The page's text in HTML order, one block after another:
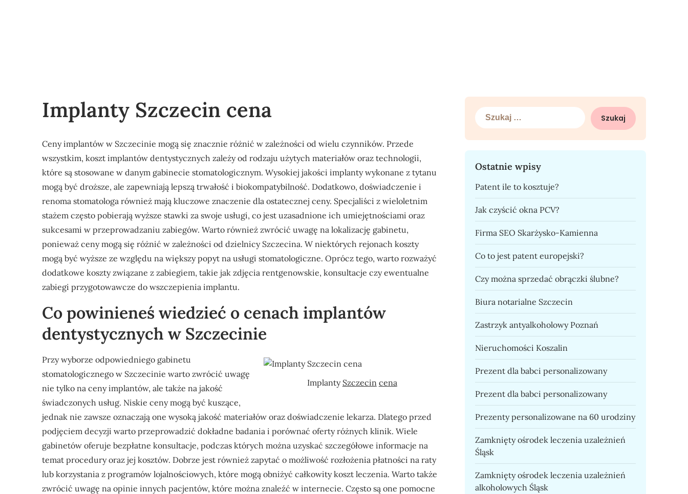
Implanty Szczecin cena
Ceny implantów w Szczecinie mogą się znacznie różnić w zależności od wielu czynników. Przede
wszystkim, koszt implantów dentystycznych zależy od rodzaju użytych materiałów oraz technologii,
które są stosowane w danym gabinecie stomatologicznym. Wysokiej jakości implanty wykonane z tytanu
mogą być droższe, ale zapewniają lepszą trwałość i biokompatybilność. Dodatkowo, doświadczenie i
renoma stomatologa również mają kluczowe znaczenie dla ostatecznej ceny. Specjaliści z wieloletnim
stażem często pobierają wyższe stawki za swoje usługi, co jest uzasadnione ich umiejętnościami oraz
sukcesami w przeprowadzaniu zabiegów. Warto również zwrócić uwagę na lokalizację gabinetu,
ponieważ ceny mogą się różnić w zależności od dzielnicy Szczecina. W niektórych rejonach koszty
mogą być wyższe ze względu na większy popyt na usługi stomatologiczne. Oprócz tego, warto rozważyć
dodatkowe koszty związane z zabiegiem, takie jak zdjęcia rentgenowskie, konsultacje czy ewentualne
zabiegi przygotowawcze do wszczepienia implantu.
Co powinieneś wiedzieć o cenach implantów
dentystycznych w Szczecinie
Implanty Szczecin cena
Przy wyborze odpowiedniego gabinetu
stomatologicznego w Szczecinie warto zwrócić uwagę
nie tylko na ceny implantów, ale także na jakość
świadczonych usług. Niskie ceny mogą być kuszące,
jednak nie zawsze oznaczają one wysoką jakość materiałów oraz doświadczenie lekarza. Dlatego przed
podjęciem decyzji warto przeprowadzić dokładne badania i porównać oferty różnych klinik. Wiele
gabinetów oferuje bezpłatne konsultacje, podczas których można uzyskać szczegółowe informacje na
temat procedury oraz jej kosztów. Dobrze jest również zapytać o możliwość rozłożenia płatności na raty
lub korzystania z programów lojalnościowych, które mogą obniżyć całkowity koszt leczenia. Warto także
zwrócić uwagę na opinie innych pacjentów, które można znaleźć w internecie. Często są one pomocne
Szukaj:
Ostatnie wpisy
Patent ile to kosztuje?
Jak czyścić okna PCV?
Firma SEO Skarżysko-Kamienna
Co to jest patent europejski?
Czy można sprzedać obrączki ślubne?
Biura notarialne Szczecin
Zastrzyk antyalkoholowy Poznań
Nieruchomości Koszalin
Prezent dla babci personalizowany
Prezent dla babci personalizowany
Prezenty personalizowane na 60 urodziny
Zamknięty ośrodek leczenia uzależnień
Śląsk
Zamknięty ośrodek leczenia uzależnień
alkoholowych Śląsk